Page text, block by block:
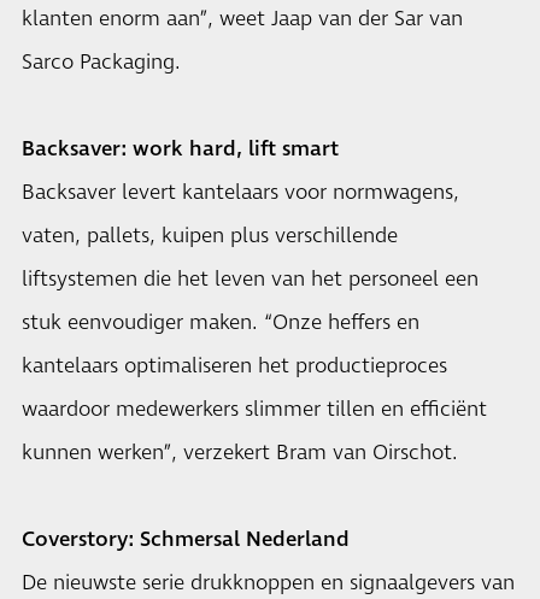
klanten enorm aan”, weet Jaap van der Sar van
Sarco Packaging.
Backsaver: work hard, lift smart
Backsaver levert kantelaars voor normwagens,
vaten, pallets, kuipen plus verschillende
liftsystemen die het leven van het personeel een
stuk eenvoudiger maken. “Onze heffers en
kantelaars optimaliseren het productieproces
waardoor medewerkers slimmer tillen en efficiënt
kunnen werken”, verzekert Bram van Oirschot.
Coverstory: Schmersal Nederland
De nieuwste serie drukknoppen en signaalgevers van